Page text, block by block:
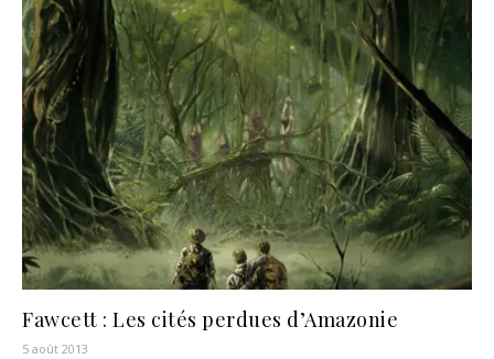
Fawcett : Les cités perdues d’Amazonie
5 août 2013